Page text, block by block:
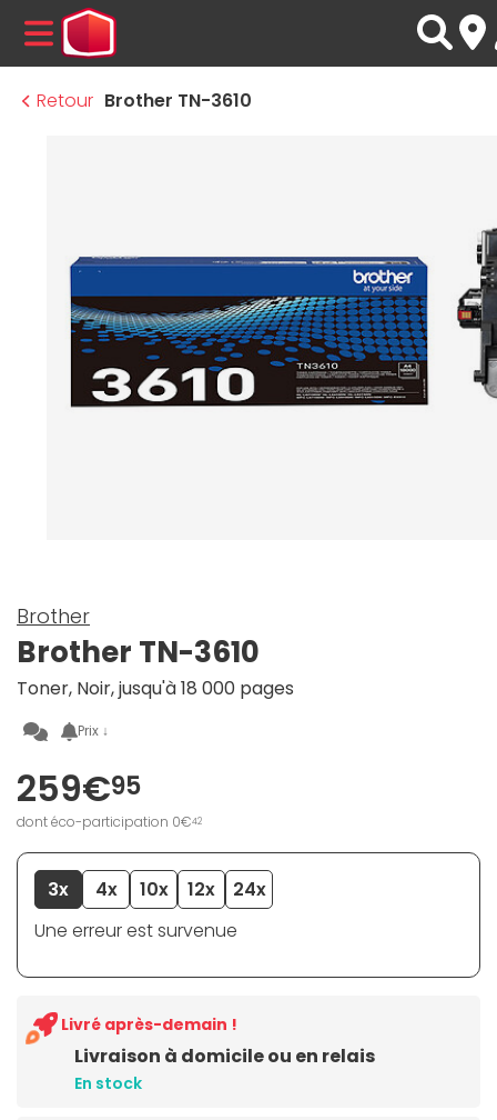
MENU
Retour Brother TN-3610
Brother
Brother TN-3610
Toner, Noir, jusqu'à 18 000 pages
Prix ↓
259€95
dont éco-participation 0€42
3x 4x 10x 12x
24x
Une erreur est survenue
Livraison à domicile ou en relais
En stock
Livré après-demain !